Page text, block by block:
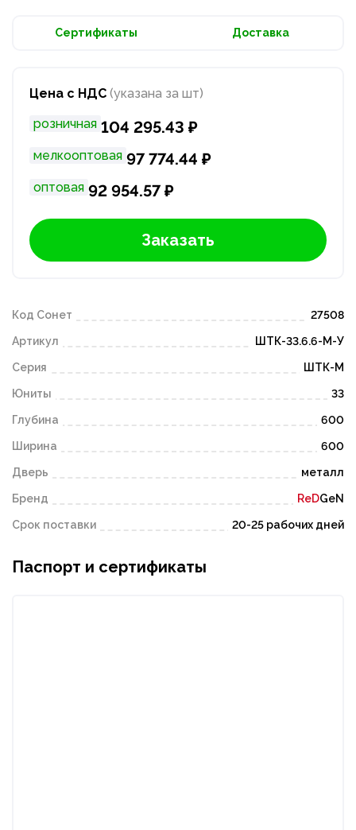
Сертификаты Доставка
Цена с НДС (указана за шт)
розничная 104 295.43 ₽
мелкооптовая 97 774.44 ₽
оптовая 92 954.57 ₽
Заказать
Код Сонет 27508
Артикул ШТК-33.6.6-М-У
Серия ШТК-М
Юниты 33
Глубина 600
Ширина 600
Дверь металл
Бренд ReDGeN
Срок поставки 20-25 рабочих дней
Паспорт и сертификаты